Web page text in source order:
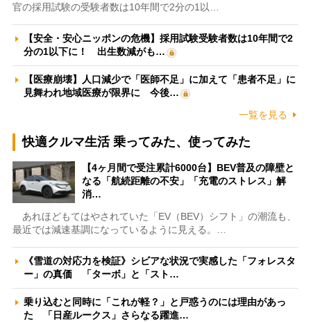
官の採用試験の受験者数は10年間で2分の1以…
【安全・安心ニッポンの危機】採用試験受験者数は10年間で2
分の1以下に！ 出生数減がも…
【医療崩壊】人口減少で「医師不足」に加えて「患者不足」に
見舞われ地域医療が限界に 今後…
一覧を見る
快適クルマ生活 乗ってみた、使ってみた
【4ヶ月間で受注累計6000台】BEV普及の障壁と
なる「航続距離の不安」「充電のストレス」解
消…
あれほどもてはやされていた「EV（BEV）シフト」の潮流も、
最近では減速基調になっているように見える。…
《雪道の対応力を検証》シビアな状況で実感した「フォレスタ
ー」の真価 「ターボ」と「スト…
乗り込むと同時に「これが軽？」と戸惑うのには理由があっ
た 「日産ルークス」さらなる躍進…